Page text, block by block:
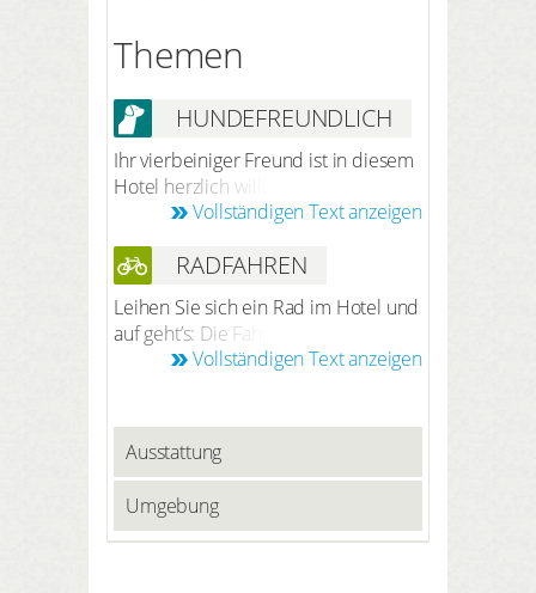
Themen
HUNDEFREUNDLICH
Ihr vierbeiniger Freund ist in diesem
Hotel herzlich willkommen. Nach
vorheriger Anmeldung bei der
pro Hund/Nacht (ohne Futter).
Vollständigen Text anzeigen
RADFAHREN
Leihen Sie sich ein Rad im Hotel und
auf geht’s: Die Fahrradrouten rund
um Ziegenrück führen Sie entlang
und durch ruhige Waldlandschaften
mit romantischen Ausblicken. Mit
derzeit 17 Radrouten steht
Freizeitsportlern und Aktivurlaubern
vor Ort ein großes und sehr
Vollständigen Text anzeigen
Ausstattung
Umgebung